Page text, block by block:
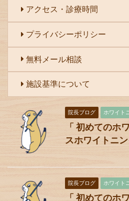
アクセス・診療時間
プライバシーポリシー
無料メール相談
施設基準について
院長ブログ ホワイト
「 初めてのホ
スホワイトニ
院長ブログ ホワイト
「 初めてのホ